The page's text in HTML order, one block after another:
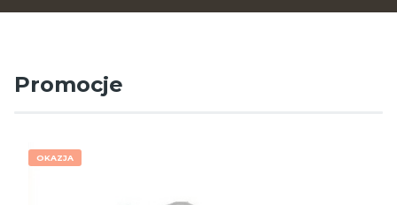
Promocje
OKAZJA